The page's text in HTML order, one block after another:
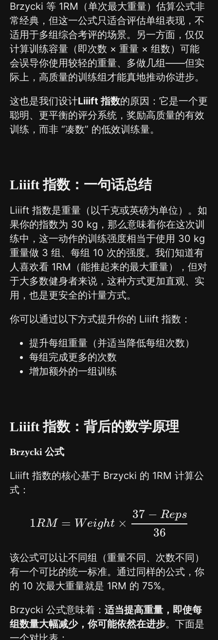
Brzycki 等 1RM（单次最大重量）估算公式非
常经典，但这一公式只适合评估单组表现，不
适用于多组综合考评的场景。另一方面，仅仅
计算训练容量（即次数 × 重量 × 组数）可能
会误导你使用较轻的重量、多做几组——但实
际上，高质量的训练组才能真地推动你进步。
这也是我们设计Liiift 指数的原因：它是一个更
聪明、更平衡的评分系统，奖励高质量的有效
训练，而非 “凑数” 的低效训练量。
Liiift 指数：一句话总结
Liiift 指数是重量（以千克或英磅为单位）。如
果你的指数为 30 kg，那么意味着你在这次训
练中，这一动作的训练强度相当于使用 30 kg
重量做 3 组、每组 10 次的强度。我们知道有
人喜欢看 1RM（能推起来的最大重量），但对
于大多数健身者来说，这种方式更加直观、实
用，也是更安全的计量方式。
你可以通过以下方式提升你的 Liiift 指数：
提升每组重量（并适当降低每组次数）
每组完成更多的次数
增加额外的一组训练
Liiift 指数：背后的数学原理
Brzycki 公式
Liiift 指数的核心基于 Brzycki 的 1RM 计算公
式：
1RM = Weight ×
37 − Reps
36
1R M= Weight×37 −Reps36
该公式可以让不同组（重量不同、次数不同）
有一个可比的统一标准。通过同样的公式，你
的 10 次最大重量就是 1RM 的 75%。
Brzycki 公式意味着： 适当提高重量，即使每
组数量大幅减少，你可能依然在进步。下面是